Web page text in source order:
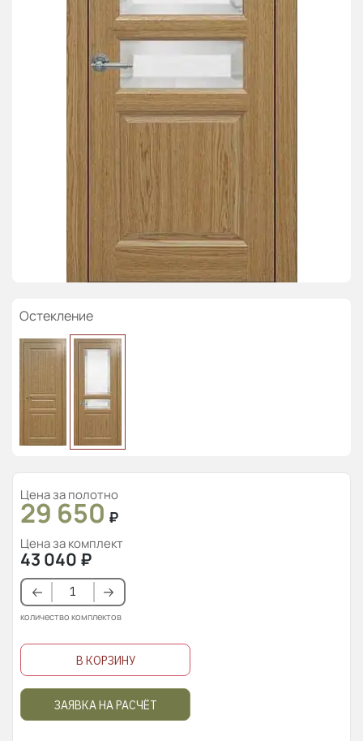
Остекление
Цена за полотно
29 650 ₽
Цена за комплект
43 040 ₽
количество комплектов
В КОРЗИНУ
ЗАЯВКА НА РАСЧЁТ